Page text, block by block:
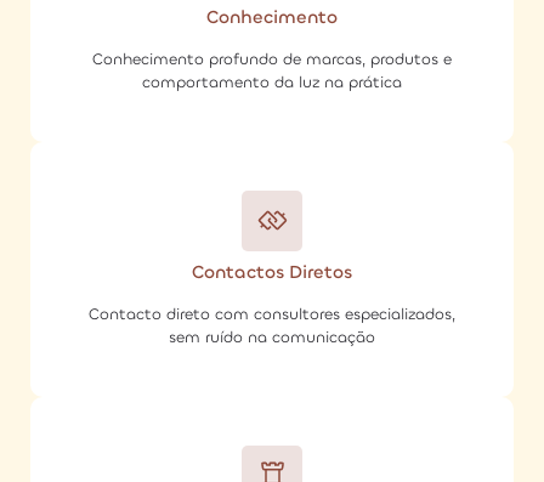
Conhecimento
Conhecimento profundo de marcas, produtos e
comportamento da luz na prática
Contactos Diretos
Contacto direto com consultores especializados,
sem ruído na comunicação